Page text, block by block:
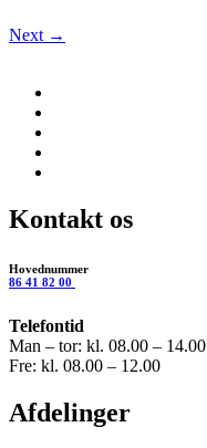
Next →
Kontakt os
Hovednummer
86 41 82 00
Telefontid
Man – tor: kl. 08.00 – 14.00
Fre: kl. 08.00 – 12.00
Afdelinger